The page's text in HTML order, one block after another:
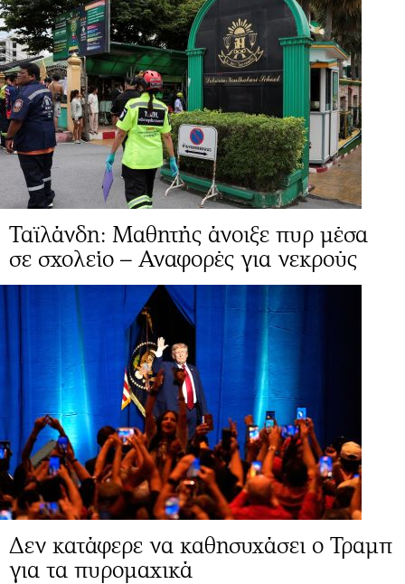
Ταϊλάνδη: Μαθητής άνοιξε πυρ μέσα
σε σχολείο – Αναφορές για νεκρούς
Δεν κατάφερε να καθησυχάσει ο Τραμπ
για τα πυρομαχικά